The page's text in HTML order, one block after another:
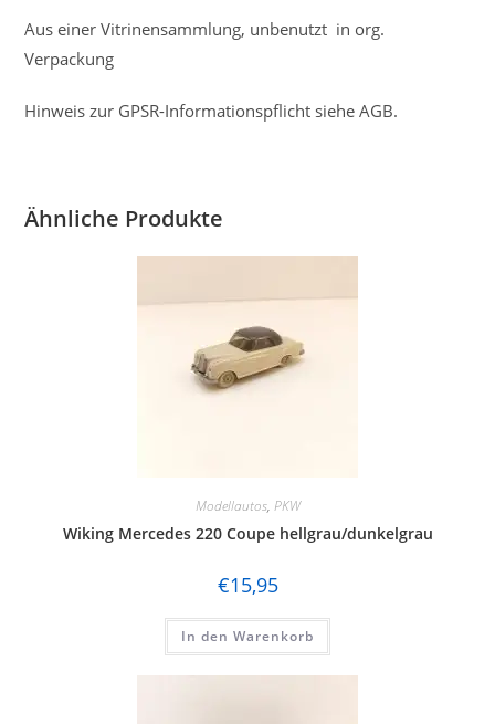
Aus einer Vitrinensammlung, unbenutzt in org.
Verpackung
Hinweis zur GPSR-Informationspflicht siehe AGB.
Ähnliche Produkte
Modellautos, PKW
Wiking Mercedes 220 Coupe hellgrau/dunkelgrau
€15,95
In den Warenkorb